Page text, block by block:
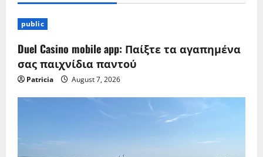
public
Duel Casino mobile app: Παίξτε τα αγαπημένα
σας παιχνίδια παντού
Patricia August 7, 2026